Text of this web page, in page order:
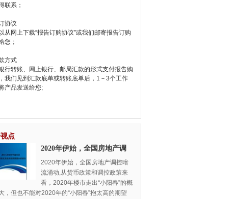
联系；
协议
从网上下载“报告订购协议”或我们邮寄报告订购
您；
方式
行转账、网上银行、邮局汇款的形式支付报告购
我们见到汇款底单或转账底单后，1－3个工作
产品发送给您;
点
2020年伊始，全国房地产调
控暗流涌动
2020年伊始，全国房地产调控暗
流涌动,从货币政策和调控政策来
看，2020年楼市走出“小阳春”的概
，但也不能对2020年的“小阳春”抱太高的期望